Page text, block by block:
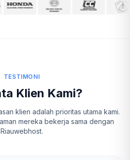
TESTIMONI
Klien Kami?
klien adalah prioritas utama kami.
mereka bekerja sama dengan
Riauwebhost.